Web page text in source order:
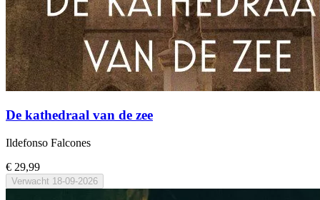
De kathedraal van de zee
Ildefonso Falcones
€ 29,99
Verwacht 18-09-2026